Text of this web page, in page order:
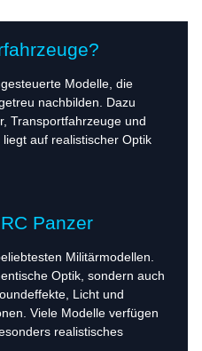
Modelle, die
nachbilden. Dazu
Transportfahrzeuge und
auf realistischer Optik
Panzer
Militärmodellen.
Optik, sondern auch
Licht und
Viele Modelle verfügen
realistisches